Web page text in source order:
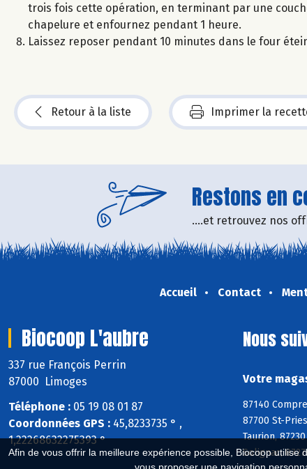
Afin de vous offrir la meilleure expérience possible, Biocoop
trois fois cette opération, en terminant par une
chapelure et enfournez pendant 1 heure.
Laissez reposer pendant 10 minutes dans le four
Retour à la liste Imprimer la
Restons en
....et retrouvez nos
Accueil Contact
Biocoop L'aubre
337 rue François Perrin
87000 Limoges
Téléphone : 05 19 08 01 87
Coordonnées GPS : 45,8233735 ° ,
1,22268632275393 °
Nous
Votre
87140
87700 St-
Taurion,
Solignac,